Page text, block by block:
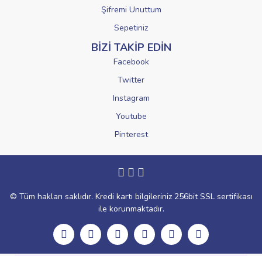
Şifremi Unuttum
Sepetiniz
BİZİ TAKİP EDİN
Facebook
Twitter
Instagram
Youtube
Pinterest
© Tüm hakları saklıdır. Kredi kartı bilgileriniz 256bit SSL sertifikası
ile korunmaktadır.